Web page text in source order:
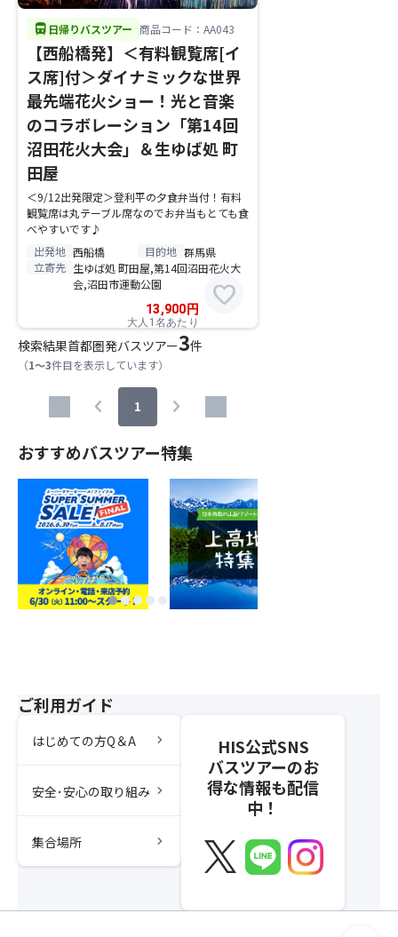
directions_bus 日帰りバスツアー 商品コード：AA043
【西船橋発】＜有料観覧席[イ
ス席]付＞ダイナミックな世界
最先端花火ショー！光と音楽
のコラボレーション「第14回
沼田花火大会」＆生ゆば処 町
田屋
＜9/12出発限定＞登利平の夕食弁当付！有料
観覧席は丸テーブル席なのでお弁当もとても食
べやすいです♪
出発地 西船橋 目的地 群馬県
立寄先 生ゆば処 町田屋,第14回沼田花火大
会,沼田市運動公園
13,900 円
大人1名あたり
favorite
検索結果首都圏発バスツアー3件
（1～3件目を表示しています）
chevron_left 1 chevron_right
おすすめバスツアー特集
ご利用ガイド
はじめての方Q＆A chevron_right
安全･安心の取り組み chevron_right
集合場所 chevron_right
HIS公式SNS
バスツアーのお
得な情報も配信
中！